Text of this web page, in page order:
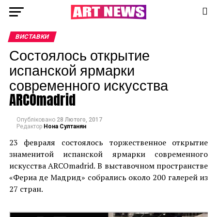
ВИСТАВКИ
Состоялось открытие
испанской ярмарки
современного искусства
ARCOmadrid
Опубліковано 28 Лютого, 2017
Редактор Нона Султанян
23 февраля состоялось торжественное открытие
знаменитой испанской ярмарки современного
искусства ARCOmadrid. В выставочном пространстве
«Фериа де Мадрид» собрались около 200 галерей из
27 стран.